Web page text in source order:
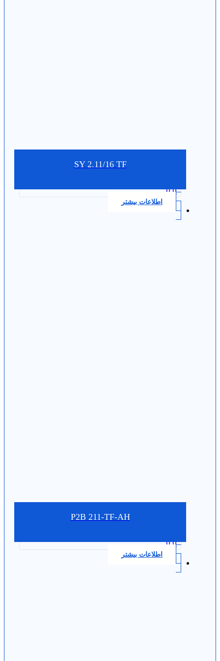
SY 2.11/16 TF
0.0
اطلاعات بیشتر
P2B 211-TF-AH
0.0
اطلاعات بیشتر